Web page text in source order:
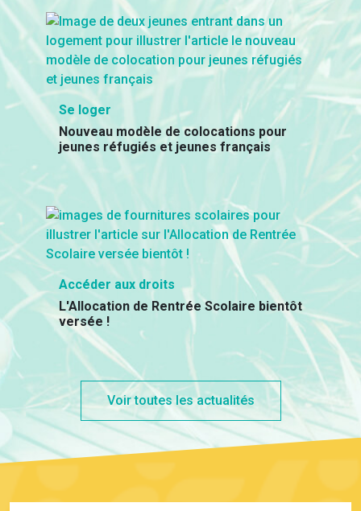
Se loger
Nouveau modèle de colocations pour
jeunes réfugiés et jeunes français
Accéder aux droits
L'Allocation de Rentrée Scolaire bientôt
versée !
Voir toutes les actualités